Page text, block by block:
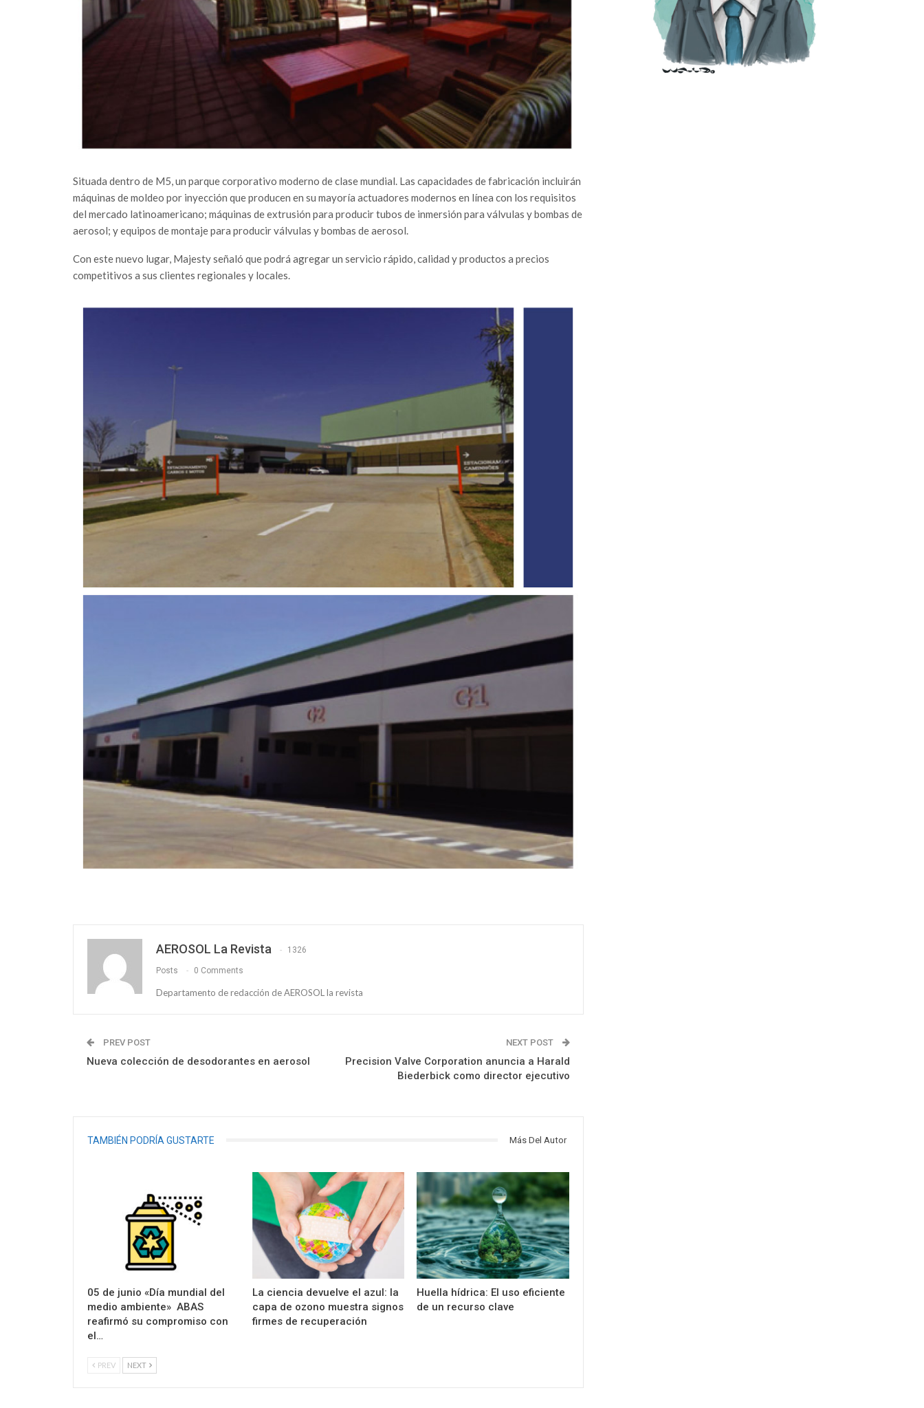
Situada dentro de M5, un parque corporativo moderno de clase mundial. Las capacidades de fabricación incluirán
máquinas de moldeo por inyección que producen en su mayoría actuadores modernos en línea con los requisitos
del mercado latinoamericano; máquinas de extrusión para producir tubos de inmersión para válvulas y bombas de
aerosol; y equipos de montaje para producir válvulas y bombas de aerosol.
Con este nuevo lugar, Majesty señaló que podrá agregar un servicio rápido, calidad y productos a precios
competitivos a sus clientes regionales y locales.
AEROSOL La Revista 1326
Posts 0 Comments
Departamento de redacción de AEROSOL la revista
PREV POST
Nueva colección de desodorantes en aerosol
NEXT POST
Precision Valve Corporation anuncia a Harald
Biederbick como director ejecutivo
TAMBIÉN PODRÍA GUSTARTE Más Del Autor
05 de junio «Día mundial del
medio ambiente» ABAS
reafirmó su compromiso con
el…
La ciencia devuelve el azul: la
capa de ozono muestra signos
firmes de recuperación
Huella hídrica: El uso eficiente
de un recurso clave
PREV NEXT